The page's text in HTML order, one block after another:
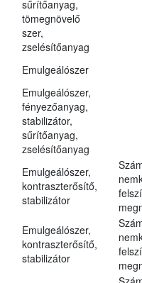
sűrítőanyag,
tömegnövelő
szer,
zselésítőanyag
Emulgeálószer
Emulgeálószer,
fényezőanyag,
stabilizátor,
sűrítőanyag,
zselésítőanyag
Emulgeálószer,
kontraszterősítő,
stabilizátor
Emulgeálószer,
kontraszterősítő,
stabilizátor